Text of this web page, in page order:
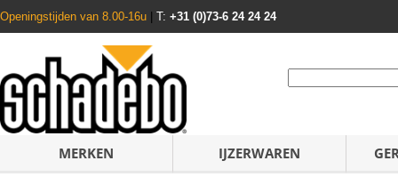
Openingstijden van 8.00-16u T: +31 (0)73-6 24 24 24
MERKEN IJZERWAREN